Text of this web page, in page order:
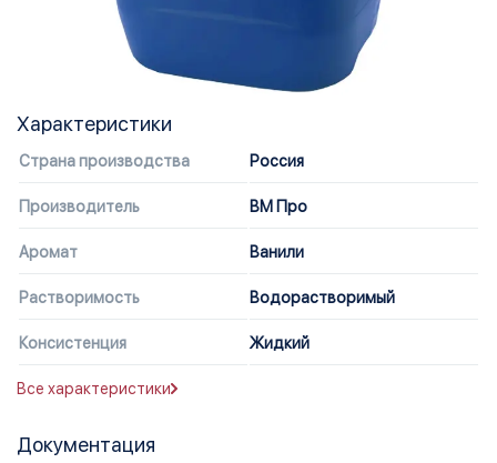
Характеристики
Страна производства Россия
Производитель ВМ Про
Аромат Ванили
Растворимость Водорастворимый
Консистенция Жидкий
Все характеристики
Документация